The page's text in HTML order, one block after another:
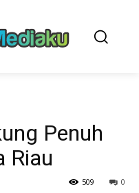
Penuh
Riau
0
509